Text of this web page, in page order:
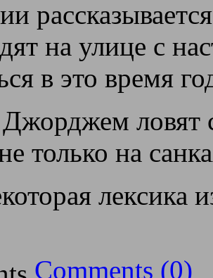
на улице с
в это время
ловят
только на
лексика
Comments (0)